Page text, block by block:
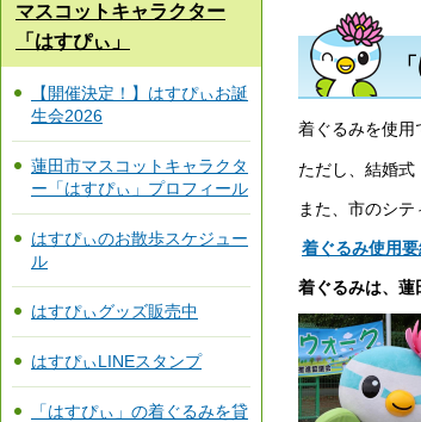
マスコットキャラクター
「はすぴぃ」
【開催決定！】はすぴぃお誕
生会2026
蓮田市マスコットキャラクタ
ー「はすぴぃ」プロフィール
はすぴぃのお散歩スケジュー
ル
はすぴぃグッズ販売中
はすぴぃLINEスタンプ
「はすぴぃ」の着ぐるみを貸
着ぐるみを使用
ただし、結婚式
また、市のシテ
着ぐるみ使用要
着ぐるみは、蓮